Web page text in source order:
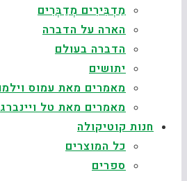
מַדְבִּירִים מְדַבְּרִים
הארה על הדברה
הדברה בעולם
יתושים
מאמרים מאת עמוס
מאמרים מאת טל ויינברג
חנות קוטיקולה
כל המוצרים
ספרים